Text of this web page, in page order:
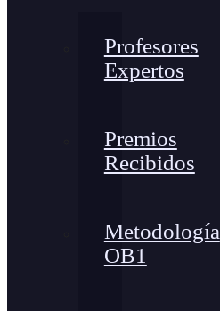
Profesores
Expertos
Premios
Recibidos
Metodología
OB1